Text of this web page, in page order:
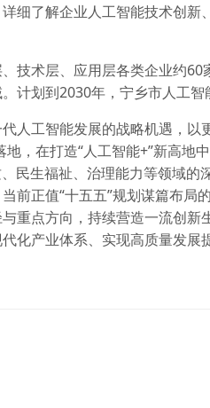
细了解企业人工智能技术创
技术层、应用层各类企业约
计划到2030年，宁乡市人工
人工智能发展的战略机遇，
，在打造“人工智能+”新高
民生福祉、治理能力等领域
前正值“十五五”规划谋篇布
重点方向，持续营造一流创
化产业体系、实现高质量发展